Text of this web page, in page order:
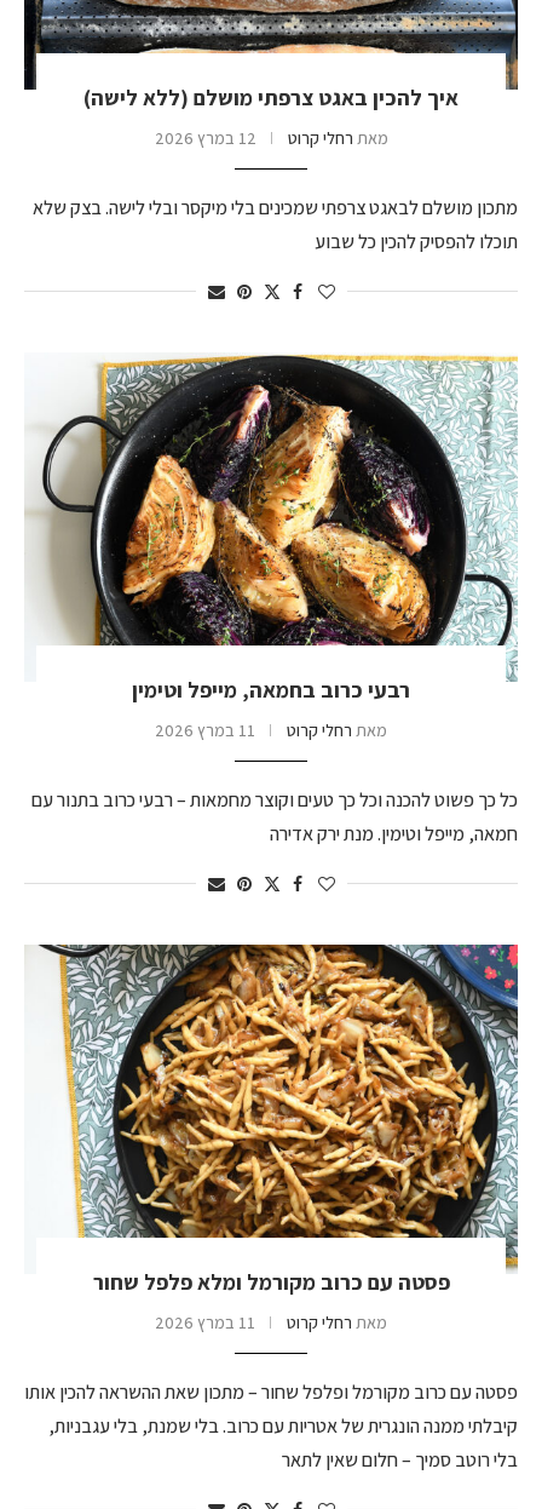
איך להכין באגט צרפתי מושלם (ללא לישה)
מאת רחלי קרוט 12 במרץ 2026
מתכון מושלם לבאגט צרפתי שמכינים בלי מיקסר ובלי לישה. בצק שלא
תוכלו להפסיק להכין כל שבוע
רבעי כרוב בחמאה, מייפל וטימין
מאת רחלי קרוט 11 במרץ 2026
כל כך פשוט להכנה וכל כך טעים וקוצר מחמאות – רבעי כרוב בתנור עם
חמאה, מייפל וטימין. מנת ירק אדירה
פסטה עם כרוב מקורמל ומלא פלפל שחור
מאת רחלי קרוט 11 במרץ 2026
פסטה עם כרוב מקורמל ופלפל שחור – מתכון שאת ההשראה להכין אותו
קיבלתי ממנה הונגרית של אטריות עם כרוב. בלי שמנת, בלי עגבניות,
בלי רוטב סמיך – חלום שאין לתאר